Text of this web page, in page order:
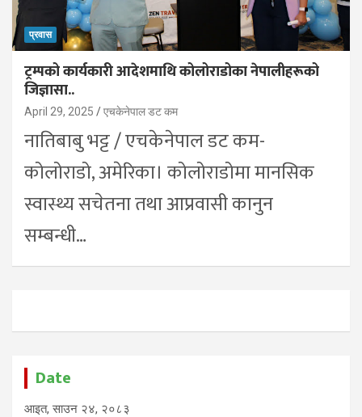
प्रवास
ट्रम्पको कार्यकारी आदेशमाथि कोलोराडोका नेपालीहरूको
जिज्ञासा..
April 29, 2025 एचकेनेपाल डट कम
नातिबाबु भट्ट / एचकेनेपाल डट कम-
कोलोराडो, अमेरिका। कोलोराडोमा मानसिक
स्वास्थ्य सचेतना तथा आप्रवासी कानुन
सम्बन्धी…
Date
आइत, साउन २४, २०८३